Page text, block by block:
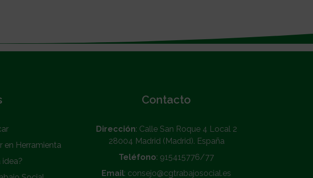
en Herramienta
idea?
Contacto
Dirección: Calle San Roque 4 Local 2
28004 Madrid (Madrid). España
Teléfono: 915415776/77
Email: consejo@cgtrabajosocial.es